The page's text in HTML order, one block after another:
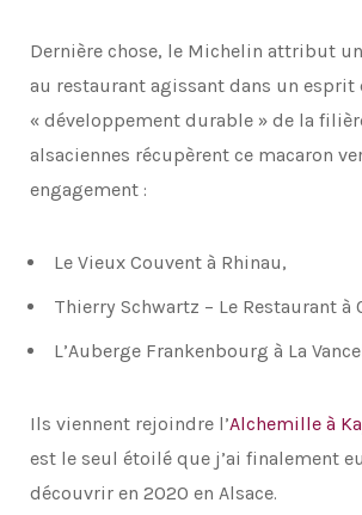
Dernière chose, le Michelin attribut
au restaurant agissant dans un esprit
« développement durable » de la
alsaciennes récupèrent ce macaron
engagement :
Le Vieux Couvent à Rhinau,
Thierry Schwartz – Le Restaurant à
L’Auberge Frankenbourg à La
Ils viennent rejoindre l’Alchemille à
est le seul étoilé que j’ai finalement
découvrir en 2020 en Alsace.